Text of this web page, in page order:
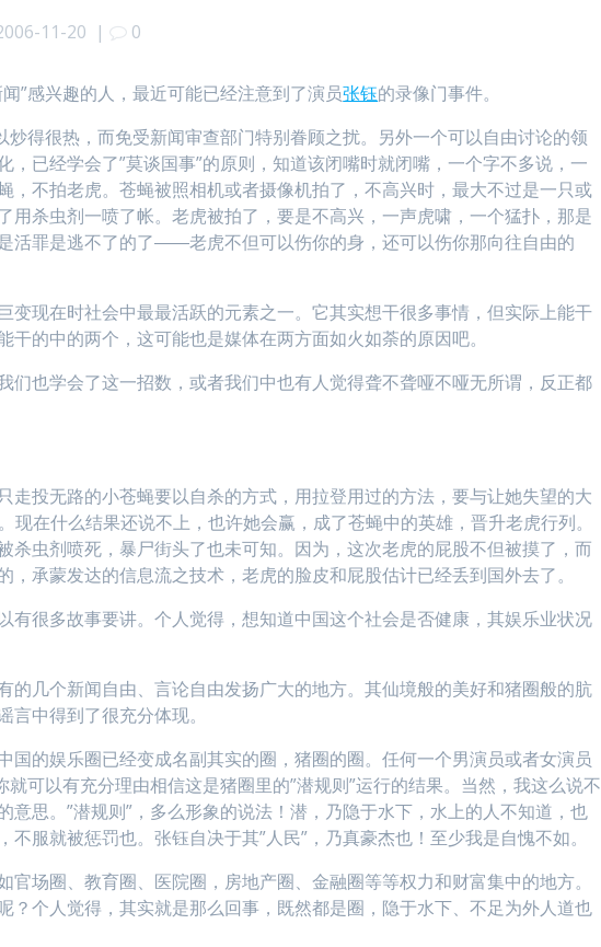
11-20 | 0
”感兴趣的人，最近可能已经注意到了演员张钰的录像门事件。
炒得很热，而免受新闻审查部门特别眷顾之扰。另外一个可以自由讨论的领
，已经学会了”莫谈国事”的原则，知道该闭嘴时就闭嘴，一个字不多说，一
，不拍老虎。苍蝇被照相机或者摄像机拍了，不高兴时，最大不过是一只或
用杀虫剂一喷了帐。老虎被拍了，要是不高兴，一声虎啸，一个猛扑，那是
活罪是逃不了的了――老虎不但可以伤你的身，还可以伤你那向往自由的
变现在时社会中最最活跃的元素之一。它其实想干很多事情，但实际上能干
干的中的两个，这可能也是媒体在两方面如火如荼的原因吧。
们也学会了这一招数，或者我们中也有人觉得聋不聋哑不哑无所谓，反正都
走投无路的小苍蝇要以自杀的方式，用拉登用过的方法，要与让她失望的大
在什么结果还说不上，也许她会赢，成了苍蝇中的英雄，晋升老虎行列。
杀虫剂喷死，暴尸街头了也未可知。因为，这次老虎的屁股不但被摸了，而
，承蒙发达的信息流之技术，老虎的脸皮和屁股估计已经丢到国外去了。
有很多故事要讲。个人觉得，想知道中国这个社会是否健康，其娱乐业状况
的几个新闻自由、言论自由发扬广大的地方。其仙境般的美好和猪圈般的肮
中得到了很充分体现。
国的娱乐圈已经变成名副其实的圈，猪圈的圈。任何一个男演员或者女演员
就可以有充分理由相信这是猪圈里的”潜规则”运行的结果。当然，我这么说不
意思。”潜规则”，多么形象的说法！潜，乃隐于水下，水上的人不知道，也
服就被惩罚也。张钰自决于其”人民”，乃真豪杰也！至少我是自愧不如。
官场圈、教育圈、医院圈，房地产圈、金融圈等等权力和财富集中的地方。
？个人觉得，其实就是那么回事，既然都是圈，隐于水下、不足为外人道也